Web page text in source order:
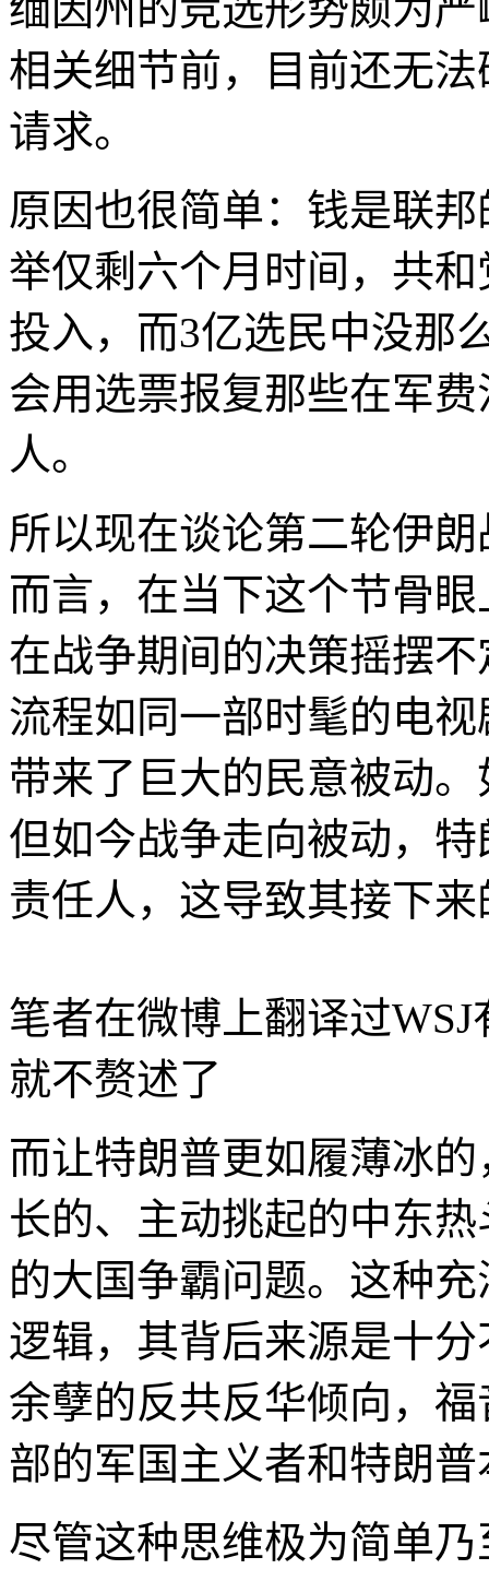
相关细节前，目前还无
请求。
原因也很简单：钱是联
举仅剩六个月时间，共
投入，而3亿选民中没那
会用选票报复那些在军
人。
所以现在谈论第二轮伊
而言，在当下这个节骨
在战争期间的决策摇摆
流程如同一部时髦的电
带来了巨大的民意被动
但如今战争走向被动，
责任人，这导致其接下
笔者在微博上翻译过
就不赘述了
而让特朗普更如履薄冰
长的、主动挑起的中东
的大国争霸问题。这种
逻辑，其背后来源是十
余孽的反共反华倾向，
部的军国主义者和特朗
尽管这种思维极为简单